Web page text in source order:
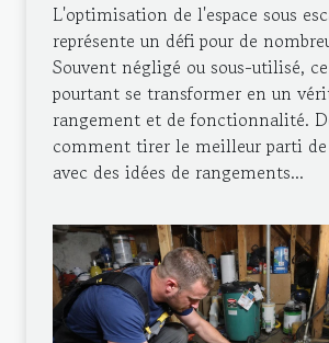
L'optimisation de l'espace sous
représente un défi pour de
Souvent négligé ou sous-utilisé,
pourtant se transformer en un
rangement et de fonctionnalité.
comment tirer le meilleur parti de
avec des idées de rangements...